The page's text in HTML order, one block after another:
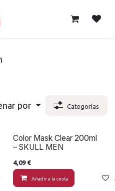
por Categorías
Color Mask Clear 200ml
– SKULL MEN
4,09€
Añadir a la cesta